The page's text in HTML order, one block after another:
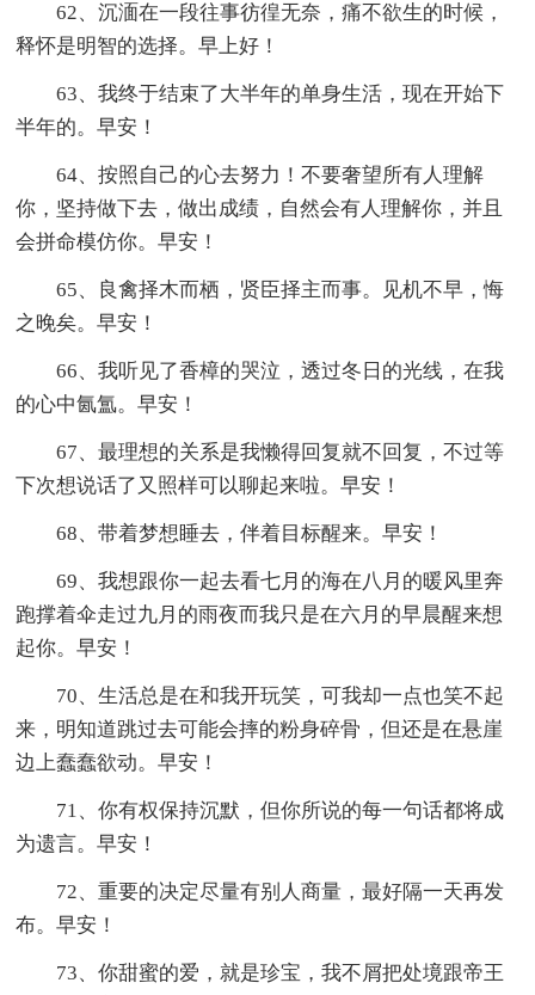
62、沉湎在一段往事彷徨无奈，痛不欲生的时候，
释怀是明智的选择。早上好！
63、我终于结束了大半年的单身生活，现在开始下
半年的。早安！
64、按照自己的心去努力！不要奢望所有人理解
你，坚持做下去，做出成绩，自然会有人理解你，并且
会拼命模仿你。早安！
65、良禽择木而栖，贤臣择主而事。见机不早，悔
之晚矣。早安！
66、我听见了香樟的哭泣，透过冬日的光线，在我
的心中氤氲。早安！
67、最理想的关系是我懒得回复就不回复，不过等
下次想说话了又照样可以聊起来啦。早安！
68、带着梦想睡去，伴着目标醒来。早安！
69、我想跟你一起去看七月的海在八月的暖风里奔
跑撑着伞走过九月的雨夜而我只是在六月的早晨醒来想
起你。早安！
70、生活总是在和我开玩笑，可我却一点也笑不起
来，明知道跳过去可能会摔的粉身碎骨，但还是在悬崖
边上蠢蠢欲动。早安！
71、你有权保持沉默，但你所说的每一句话都将成
为遗言。早安！
72、重要的决定尽量有别人商量，最好隔一天再发
布。早安！
73、你甜蜜的爱，就是珍宝，我不屑把处境跟帝王